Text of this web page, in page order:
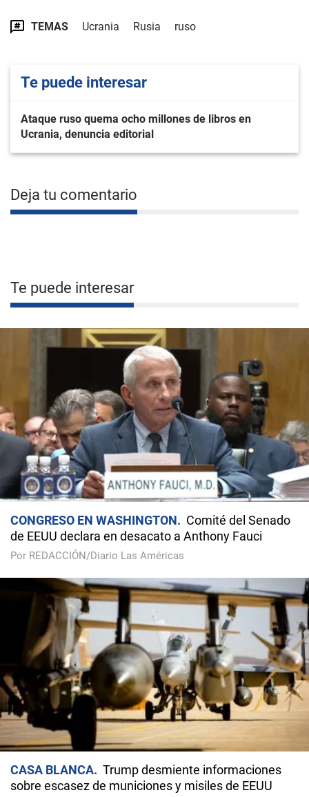
TEMAS Ucrania Rusia ruso
Te puede interesar
Ataque ruso quema ocho millones de libros en
Ucrania, denuncia editorial
Deja tu comentario
Te puede interesar
CONGRESO EN WASHINGTON
Comité del Senado
de EEUU declara en desacato a Anthony Fauci
Por REDACCIÓN/Diario Las Américas
CASA BLANCA
Trump desmiente informaciones
sobre escasez de municiones y misiles de EEUU